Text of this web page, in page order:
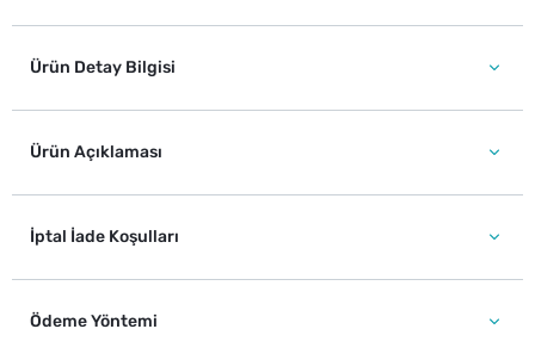
Ürün Detay Bilgisi
Ürün Açıklaması
İptal İade Koşulları
Ödeme Yöntemi